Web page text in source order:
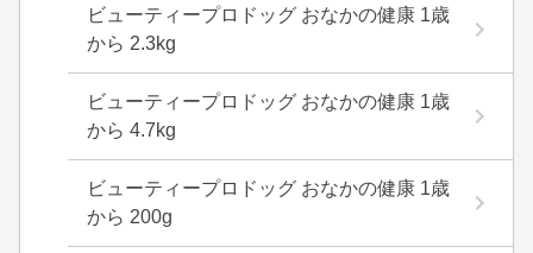
ビューティープロドッグ おなかの健康 1歳
から 2.3kg
ビューティープロドッグ おなかの健康 1歳
から 4.7kg
ビューティープロドッグ おなかの健康 1歳
から 200g